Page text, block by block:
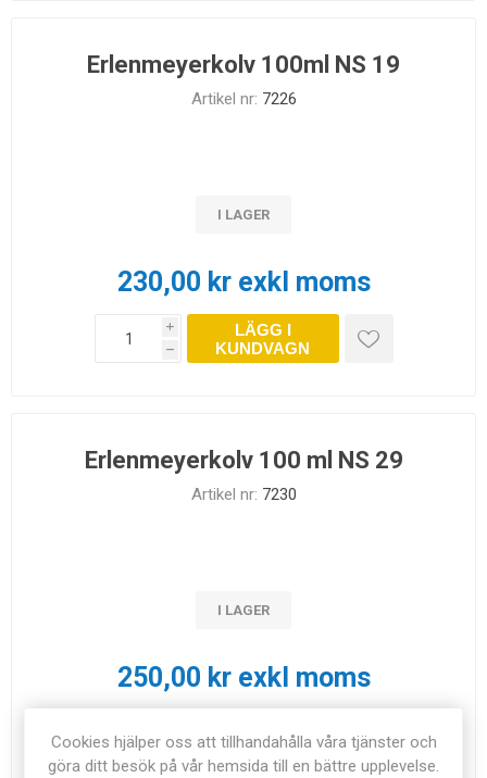
Erlenmeyerkolv 100ml NS 19
Artikel nr: 7226
I LAGER
230,00 kr exkl moms
i
h
LÄGG I
KUNDVAGN
Erlenmeyerkolv 100 ml NS 29
Artikel nr: 7230
I LAGER
250,00 kr exkl moms
h
KUNDVAGN
Cookies hjälper oss att tillhandahålla våra tjänster och
göra ditt besök på vår hemsida till en bättre upplevelse.